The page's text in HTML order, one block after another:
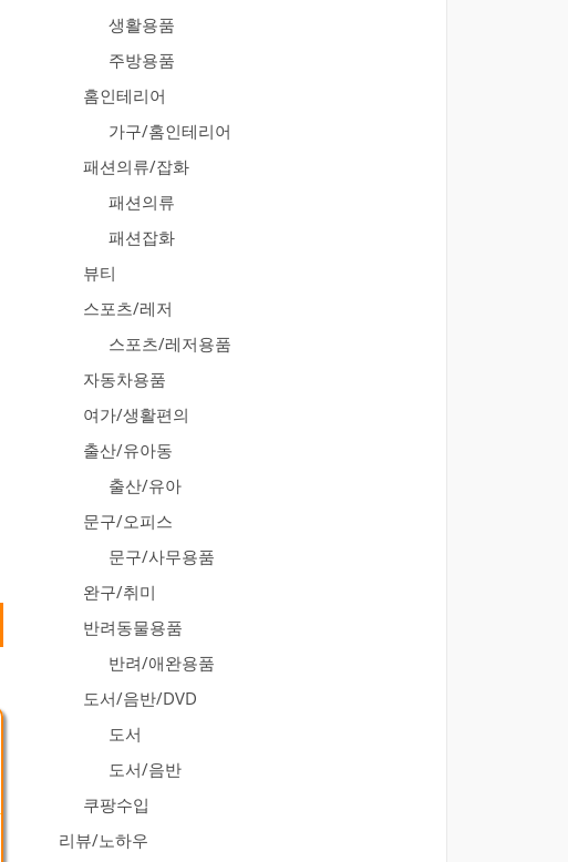
생활용품
주방용품
홈인테리어
가구/홈인테리어
패션의류/잡화
패션의류
패션잡화
뷰티
스포츠/레저
스포츠/레저용품
자동차용품
여가/생활편의
출산/유아동
출산/유아
문구/오피스
문구/사무용품
완구/취미
반려동물용품
반려/애완용품
도서/음반/DVD
도서
도서/음반
쿠팡수입
리뷰/노하우